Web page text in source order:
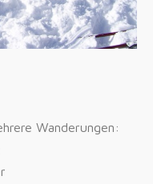
Wanderungen: